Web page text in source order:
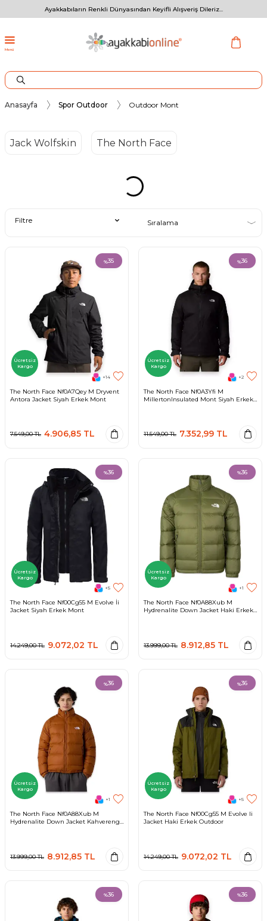
Ayakkabıların Renkli Dünyasından Keyifli Alışveriş Dileriz...
Menü
Anasayfa Spor Outdoor Outdoor Mont
Jack Wolfskin The North Face
Filtre
%35
Ücretsiz
Kargo
+14
The North Face Nf0A7Qey M Dryvent
Antora Jacket Siyah Erkek Mont
7.549,00TL 4.906,85 TL
%36
Ücretsiz
Kargo
+2
The North Face Nf0A3Yfi M
MillertonInsulated Mont Siyah Erkek
11.549,00TL 7.352,99 TL
%36
Ücretsiz
Kargo
+5
The North Face Nf00Cg55 M Evolve İi
Jacket Siyah Erkek Mont
14.249,00TL 9.072,02 TL
%36
Ücretsiz
Kargo
+1
The North Face Nf0A88Xub M
Hydrenalite Down Jacket Haki Erkek
13.999,00TL 8.912,85 TL
%36
Ücretsiz
Kargo
+1
The North Face Nf0A88Xub M
Hydrenalite Down Jacket Kahverengi
13.999,00TL 8.912,85 TL
%36
Ücretsiz
Kargo
+5
The North Face Nf00Cg55 M Evolve Ii
Jacket Haki Erkek Outdoor
14.249,00TL 9.072,02 TL
%36 %36